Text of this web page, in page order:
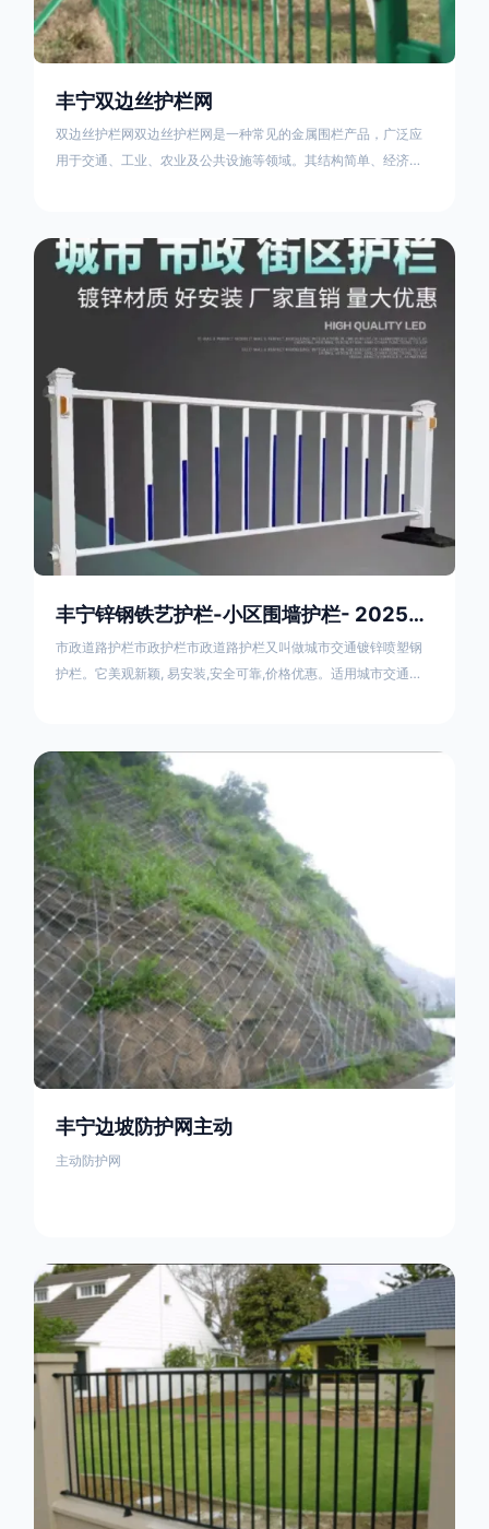
丰宁双边丝护栏网
双边丝护栏网双边丝护栏网是一种常见的金属围栏产品，广泛应
用于交通、工业、农业及公共设施等领域。其结构简单、经济实
边丝护栏网由低碳钢丝（Q235材质）通过焊接或编织形成网格结
构，网片两侧各有一根加固的纵向钢丝（双边丝），用于与立柱
连接固定。其表面通常采用镀锌、喷塑或浸塑处理，以增强耐腐
丰宁锌钢铁艺护栏-小区围墙护栏- 2025年17631598285新报价
市政道路护栏市政护栏市政道路护栏又叫做城市交通镀锌喷塑钢
护栏。它美观新颖, 易安装,安全可靠,价格优惠。适用城市交通要
隔离栏，市政道路隔离护栏，人行道路护栏，机动与非机动隔离
护栏、道路中心隔离护栏、带广告牌道路隔离护栏、河道安全护
栏、草坪花坛护栏等市政道路隔离护栏规格齐全、品种多，可以
任
丰宁边坡防护网主动
主动防护网